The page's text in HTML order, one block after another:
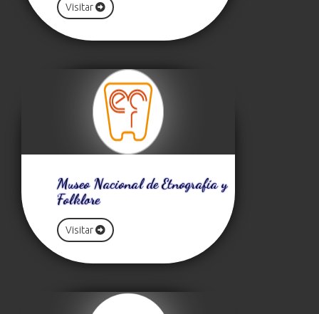
Visitar
Museo Nacional de Etnografía y
Folklore
Visitar